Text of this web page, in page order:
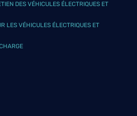
DES VÉHICULES ÉLECTRIQUES ET
LES VÉHICULES ÉLECTRIQUES ET